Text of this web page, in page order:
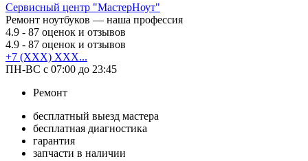
Сервисный центр "МастерНоут"
Ремонт ноутбуков — наша профессия
4.9 - 87 оценок и отзывов
4.9 - 87 оценок и отзывов
+7 (XXX) XXX...
ПН-ВС с 07:00 до 23:45
Ремонт
бесплатный выезд мастера
бесплатная диагностика
гарантия
запчасти в наличии